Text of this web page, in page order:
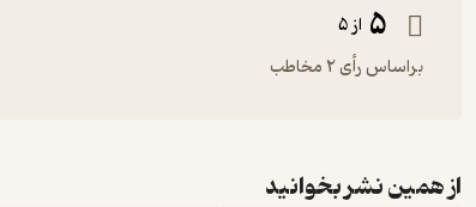
5 از 5
براساس رأی 2 مخاطب
از همین نشر بخوانید